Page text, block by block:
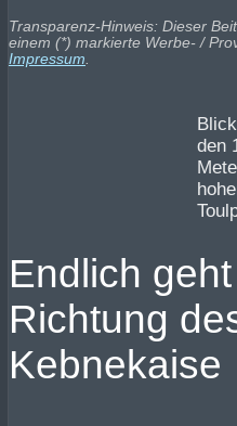
Transparenz-Hinweis: Dieser
einem (*) markierte Werbe- /
Impressum
den
Endlich
Richtung
Kebnekaise